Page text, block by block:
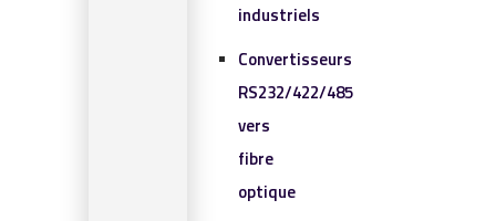
industriels
Convertisseurs
RS232/422/485
vers
fibre
optique